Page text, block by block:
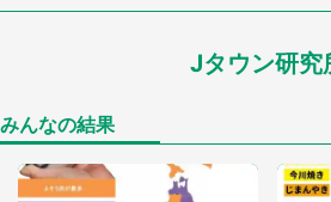
ードル高い」
「閉所恐怖症の私は新幹
「ゾワゾワする」「本当
Jタウン研究
みんなの結果